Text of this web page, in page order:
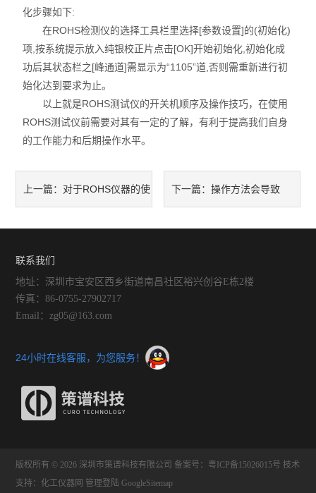
化步骤如下:
在ROHS检测仪的选择工具栏里选择[参数设置]的(初始化)
项,按系统提示放入纯银校正片点击[OK]开始初始化,初始化成
功后其状态栏之[峰通道]需显示为“1105”道,否则需重新进行初
始化达到要求为止。
以上就是ROHS测试仪的开关机顺序及操作技巧，在使用
ROHS测试仪前需要对其有一定的了解，有利于提高我们自身
的工作能力和后期操作水平。
上一篇： 对于ROHS仪器的使 下一篇： 操作方法会导致
联系我们
地址：深圳市宝安区西乡街道南昌社区裕兴创谷E栋2楼
传真：86-0755-27902717
Email：zg05@163.com
24小时在线客服，为您服务！
版权所有 © 2026 深圳市策谱科技有限公司 备案号：粤ICP备15026015号 技术
支持： 化工仪器网 管理登陆 GoogleSitemap